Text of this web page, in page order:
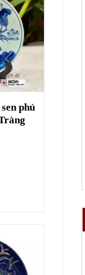
phú